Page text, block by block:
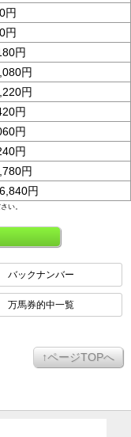
円
円
円
円
円
円
円
円
円
円
い。
バックナンバー
万馬券的中一覧
↑ページTOPへ